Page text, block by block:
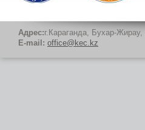
Адрес:г.Караганда, Бухар-Жирау,
E-mail: office@kec.kz